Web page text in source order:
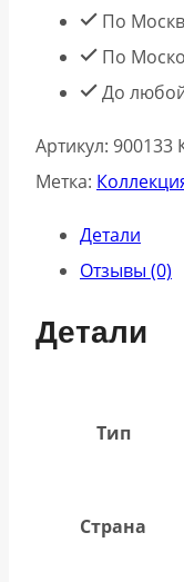
По
По
До
Артикул: 900133
Метка:
Детали
Отзывы (0)
Детали
Тип
Страна